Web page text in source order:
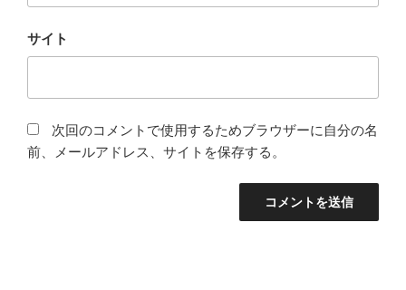
サイト
次回のコメントで使用するためブラウザーに自分の名
前、メールアドレス、サイトを保存する。